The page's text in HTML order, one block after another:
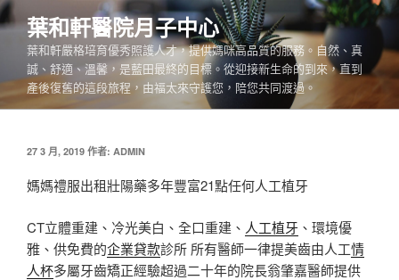
跳
至
內
葉和軒醫院月子中心
葉和軒嚴格培育優秀照護人才，提供媽咪高品質的服務。自然、真
誠、舒適、溫馨，是藍田最終的目標。從迎接新生命的到來，直到
產後復舊的這段旅程，由福太來守護您，陪您共同渡過。
發
於
27 3 月, 2019 作者: ADMIN
媽媽禮服出租壯陽藥多年豐富21點任何人工植牙
CT立體重建、冷光美白、全口重建、 人工植牙 、環境優
雅、供免費的企業貸款診所 所有醫師一律提美齒由人工情
人杯多屬牙齒矯正經驗超過二十年的院長翁肇嘉醫師提供